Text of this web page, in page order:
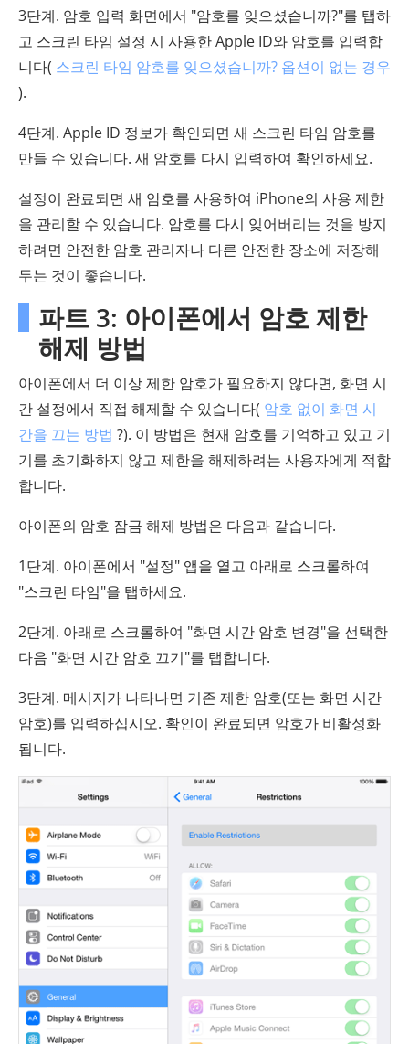
3단계. 암호 입력 화면에서 "암호를 잊으셨습니까?"를 탭하
고 스크린 타임 설정 시 사용한 Apple ID와 암호를 입력합
니다( 스크린 타임 암호를 잊으셨습니까? 옵션이 없는 경우
).
4단계. Apple ID 정보가 확인되면 새 스크린 타임 암호를
만들 수 있습니다. 새 암호를 다시 입력하여 확인하세요.
설정이 완료되면 새 암호를 사용하여 iPhone의 사용 제한
을 관리할 수 있습니다. 암호를 다시 잊어버리는 것을 방지
하려면 안전한 암호 관리자나 다른 안전한 장소에 저장해
두는 것이 좋습니다.
파트 3: 아이폰에서 암호 제한
해제 방법
아이폰에서 더 이상 제한 암호가 필요하지 않다면, 화면 시
간 설정에서 직접 해제할 수 있습니다( 암호 없이 화면 시
간을 끄는 방법 ?). 이 방법은 현재 암호를 기억하고 있고 기
기를 초기화하지 않고 제한을 해제하려는 사용자에게 적합
합니다.
아이폰의 암호 잠금 해제 방법은 다음과 같습니다.
1단계. 아이폰에서 "설정" 앱을 열고 아래로 스크롤하여
"스크린 타임"을 탭하세요.
2단계. 아래로 스크롤하여 "화면 시간 암호 변경"을 선택한
다음 "화면 시간 암호 끄기"를 탭합니다.
3단계. 메시지가 나타나면 기존 제한 암호(또는 화면 시간
암호)를 입력하십시오. 확인이 완료되면 암호가 비활성화
됩니다.